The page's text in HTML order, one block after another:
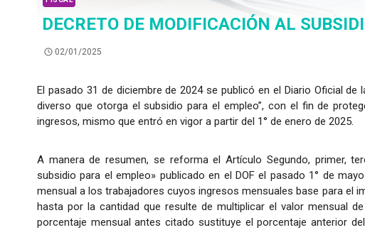
DECRETO DE MODIFICACIÓN AL
02/01/2025
El pasado 31 de diciembre de 2024 se publicó en el Diario Oficial de
diverso que otorga el subsidio para el empleo”, con el fin de
ingresos, mismo que entró en vigor a partir del 1° de enero de 2025.
A manera de resumen, se reforma el Artículo Segundo, primer,
subsidio para el empleo» publicado en el DOF el pasado 1° de
mensual a los trabajadores cuyos ingresos mensuales base para el
hasta por la cantidad que resulte de multiplicar el valor mensual
porcentaje mensual antes citado sustituye el porcentaje anterior